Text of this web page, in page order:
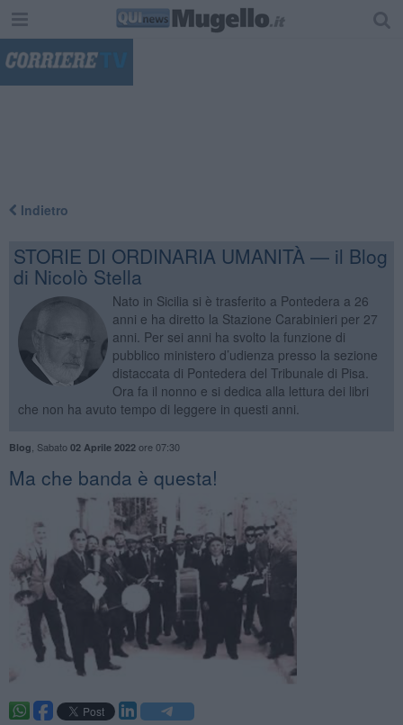
Indietro
STORIE DI ORDINARIA UMANITÀ — il Blog
di Nicolò Stella
Nato in Sicilia si è trasferito a Pontedera a 26
anni e ha diretto la Stazione Carabinieri per 27
anni. Per sei anni ha svolto la funzione di
pubblico ministero d’udienza presso la sezione
distaccata di Pontedera del Tribunale di Pisa.
Ora fa il nonno e si dedica alla lettura dei libri
che non ha avuto tempo di leggere in questi anni.
Blog Sabato 02 Aprile 2022ore 07:30
Ma che banda è questa!